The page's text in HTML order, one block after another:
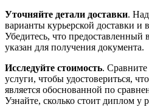
Уточняйте детали доставки.
варианты курьерской доставки и
Убедитесь, что предоставленный
указан для получения документа.
Исследуйте стоимость.
услуги, чтобы удостовериться,
является обоснованной по
Узнайте, сколько стоит диплом у